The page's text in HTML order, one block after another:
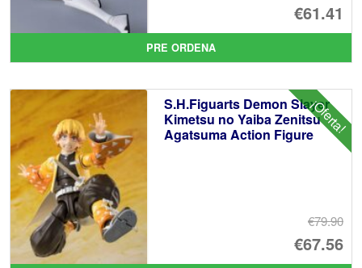
€61.41
El
PRE ORDENA
¡Oferta!
S.H.Figuarts Demon Slayer
Kimetsu no Yaiba Zenitsu
Agatsuma Action Figure
€79.90
El
€67.56